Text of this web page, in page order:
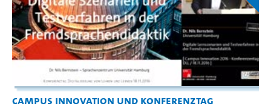
Campus Innovation und Konferenztag